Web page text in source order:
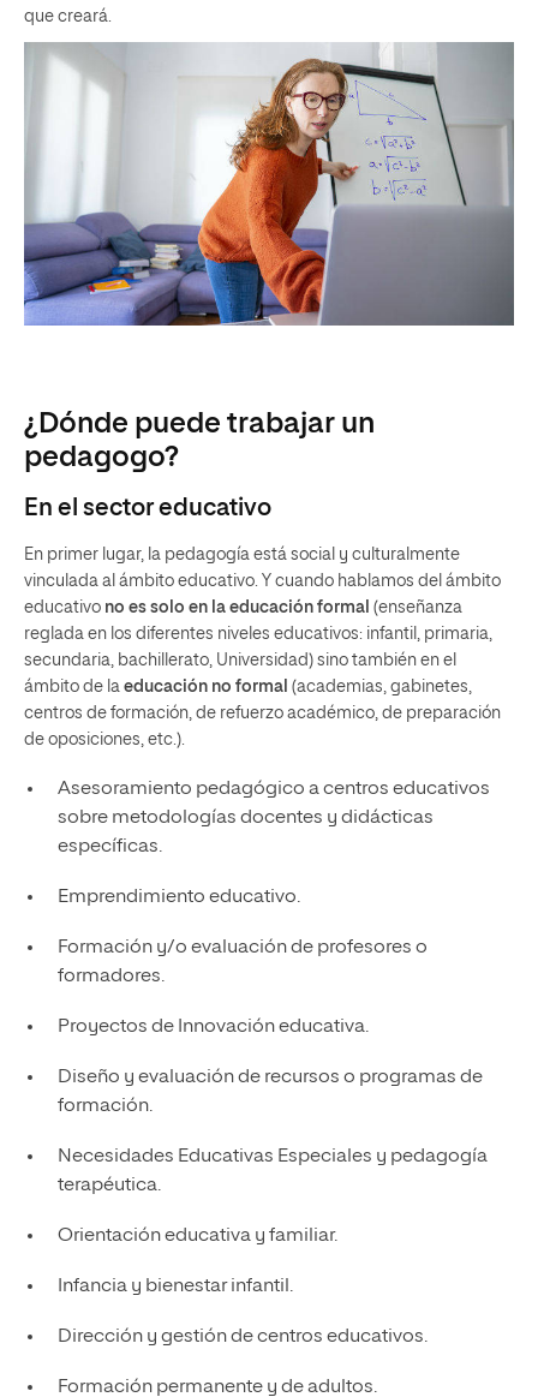
que creará.
¿Dónde puede trabajar un
pedagogo?
En el sector educativo
En primer lugar, la pedagogía está social y culturalmente
vinculada al ámbito educativo. Y cuando hablamos del ámbito
educativo no es solo en la educación formal (enseñanza
reglada en los diferentes niveles educativos: infantil, primaria,
secundaria, bachillerato, Universidad) sino también en el
ámbito de la educación no formal (academias, gabinetes,
centros de formación, de refuerzo académico, de preparación
de oposiciones, etc.).
Asesoramiento pedagógico a centros educativos
sobre metodologías docentes y didácticas
específicas.
Emprendimiento educativo.
Formación y/o evaluación de profesores o
formadores.
Proyectos de Innovación educativa.
Diseño y evaluación de recursos o programas de
formación.
Necesidades Educativas Especiales y pedagogía
terapéutica.
Orientación educativa y familiar.
Infancia y bienestar infantil.
Dirección y gestión de centros educativos.
Formación permanente y de adultos.